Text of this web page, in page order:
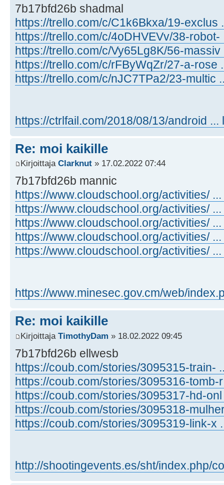
7b17bfd26b shadmal
https://trello.com/c/C1k6Bkxa/19-exclus
https://trello.com/c/4oDHVEVv/38-robot-
https://trello.com/c/Vy65Lg8K/56-
https://trello.com/c/rFByWqZr/27-a-rose
https://trello.com/c/nJC7TPa2/23-multic
https://ctrlfail.com/2018/08/13/android ...
Re: moi kaikille
Kirjoittaja Clarknut » 17.02.2022 07:44
7b17bfd26b mannic
https://www.cloudschool.org/activities/
https://www.cloudschool.org/activities/
https://www.cloudschool.org/activities/
https://www.cloudschool.org/activities/
https://www.cloudschool.org/activities/
https://www.minesec.gov.cm/web/
Re: moi kaikille
Kirjoittaja TimothyDam » 18.02.2022 09:45
7b17bfd26b ellwesb
https://coub.com/stories/3095315-train-
https://coub.com/stories/3095316-tomb-
https://coub.com/stories/3095317-hd-
https://coub.com/stories/3095318-
https://coub.com/stories/3095319-link-x
http://shootingevents.es/sht/index.php/